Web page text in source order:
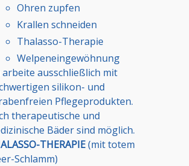
Ohren zupfen
Krallen schneiden
Thalasso-Therapie
Welpeneingewöhnung
arbeite ausschließlich mit
silikon- und
Pflegeprodukten.
therapeutische und
Bäder sind möglich.
THERAPIE(mit totem
Schlamm)